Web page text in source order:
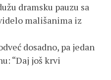
dramsku pauzu sa
mališanima iz
dosadno, pa jedan
“Daj još krvi